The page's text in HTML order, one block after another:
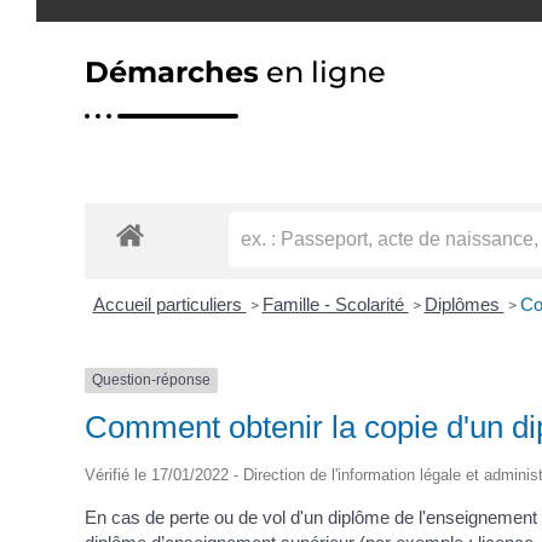
Démarches en ligne
Accueil particuliers > Famille - Scolarité > Diplômes >
Question-réponse
Comment obtenir la copie d'un
Vérifié le 17/01/2022 - Direction de l'information légale et
En cas de perte ou de vol d'un diplôme de